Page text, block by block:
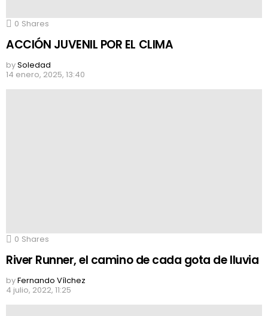
0 Shares
ACCIÓN JUVENIL POR EL CLIMA
bySoledad
14 enero, 2025, 13:40
0 Shares
River Runner, el camino de cada gota de lluvia
byFernando Vílchez
4 julio, 2022, 11:25